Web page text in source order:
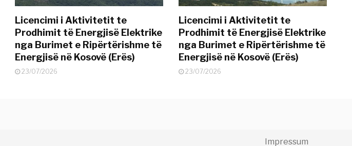
Licencimi i Aktivitetit te
Prodhimit të Energjisë Elektrike
nga Burimet e Ripërtërishme të
Energjisë në Kosovë (Erës)
23/07/2026
Licencimi i Aktivitetit te
Prodhimit të Energjisë Elektrike
nga Burimet e Ripërtërishme të
Energjisë në Kosovë (Erës)
23/07/2026
Impressum